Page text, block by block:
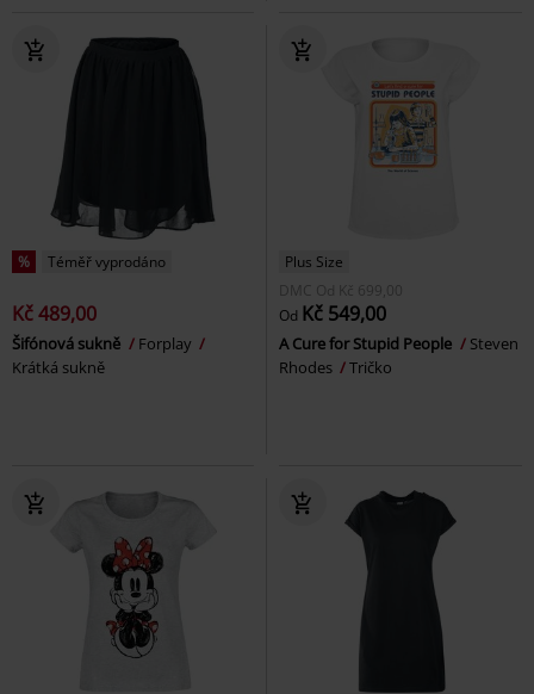
% Téměř vyprodáno
Kč 489,00
Šifónová sukně
Forplay
Krátká sukně
Plus Size
DMC Od Kč 699,00
Od Kč 549,00
A Cure for Stupid People
Steven
Rhodes
Tričko